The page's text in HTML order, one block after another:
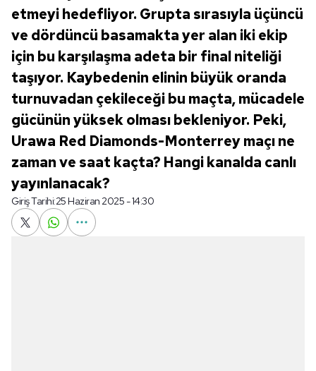
etmeyi hedefliyor. Grupta sırasıyla üçüncü
ve dördüncü basamakta yer alan iki ekip
için bu karşılaşma adeta bir final niteliği
taşıyor. Kaybedenin elinin büyük oranda
turnuvadan çekileceği bu maçta, mücadele
gücünün yüksek olması bekleniyor. Peki,
Urawa Red Diamonds-Monterrey maçı ne
zaman ve saat kaçta? Hangi kanalda canlı
yayınlanacak?
Giriş Tarihi:25 Haziran 2025 - 14:30